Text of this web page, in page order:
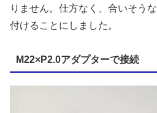
りません。仕方なく、合いそう
付けることにしました。
M22×P2.0アダプターで接続